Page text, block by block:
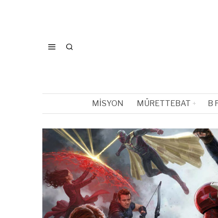
MISYON MÜRETTEBAT B